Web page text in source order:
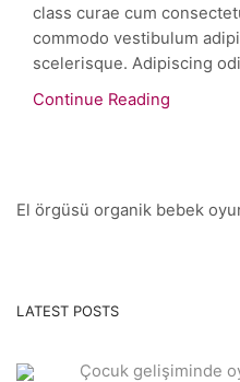
class curae cum
commodo vestibulum
scelerisque. Adipiscing
Continue Reading
El örgüsü organik bebek
LATEST POSTS
Çocuk gelişiminde